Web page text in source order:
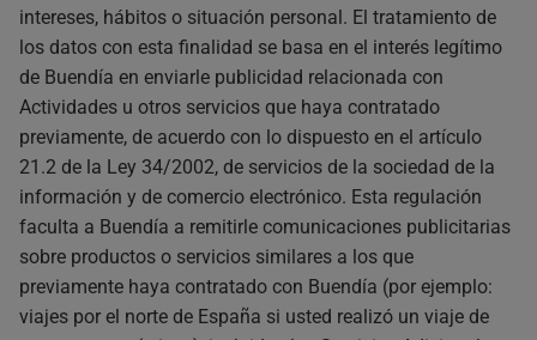
intereses, hábitos o situación personal. El tratamiento de
los datos con esta finalidad se basa en el interés legítimo
de Buendía en enviarle publicidad relacionada con
Actividades u otros servicios que haya contratado
previamente, de acuerdo con lo dispuesto en el artículo
21.2 de la Ley 34/2002, de servicios de la sociedad de la
información y de comercio electrónico. Esta regulación
faculta a Buendía a remitirle comunicaciones publicitarias
sobre productos o servicios similares a los que
previamente haya contratado con Buendía (por ejemplo:
viajes por el norte de España si usted realizó un viaje de